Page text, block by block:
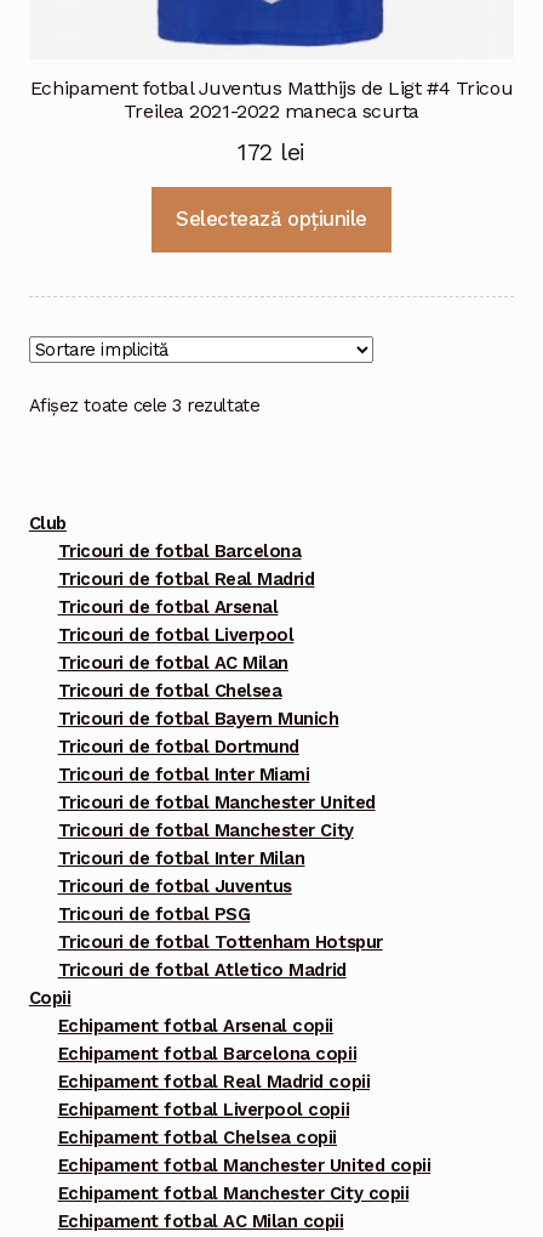
Echipament fotbal Juventus Matthijs de Ligt #4 Tricou
Treilea 2021-2022 maneca scurta
172 lei
Selectează opțiunile
mai
Afișez toate cele 3 rezultate
Club
Tricouri de fotbal Barcelona
Tricouri de fotbal Real Madrid
Tricouri de fotbal Arsenal
Tricouri de fotbal Liverpool
Tricouri de fotbal AC Milan
Tricouri de fotbal Chelsea
Tricouri de fotbal Bayern Munich
Tricouri de fotbal Dortmund
Tricouri de fotbal Inter Miami
Tricouri de fotbal Manchester United
Tricouri de fotbal Manchester City
Tricouri de fotbal Inter Milan
Tricouri de fotbal Juventus
Tricouri de fotbal PSG
Tricouri de fotbal Tottenham Hotspur
Tricouri de fotbal Atletico Madrid
Copii
Echipament fotbal Arsenal copii
Echipament fotbal Barcelona copii
Echipament fotbal Real Madrid copii
Echipament fotbal Liverpool copii
Echipament fotbal Chelsea copii
Echipament fotbal Manchester United copii
Echipament fotbal Manchester City copii
Echipament fotbal AC Milan copii